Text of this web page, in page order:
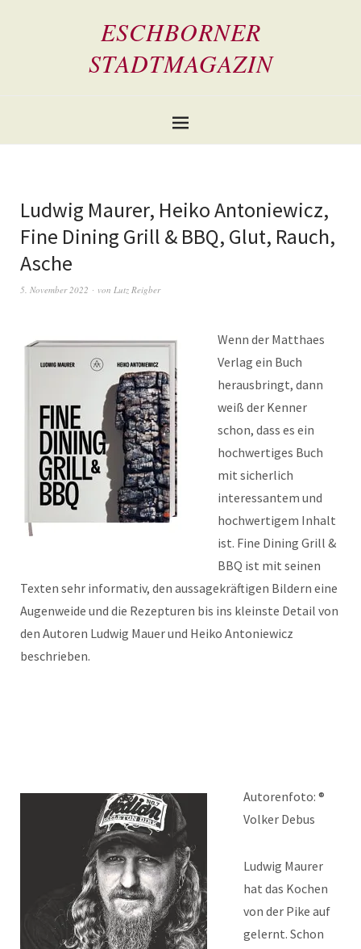
ESCHBORNER
STADTMAGAZIN
Ludwig Maurer, Heiko Antoniewicz,
Fine Dining Grill & BBQ, Glut, Rauch,
Asche
5. November 2022 von Lutz Reigber
Wenn der Matthaes
Verlag ein Buch
herausbringt, dann
weiß der Kenner
schon, dass es ein
hochwertiges Buch
mit sicherlich
interessantem und
hochwertigem Inhalt
ist. Fine Dining Grill &
BBQ ist mit seinen
Texten sehr informativ, den aussagekräftigen Bildern eine
Augenweide und die Rezepturen bis ins kleinste Detail von
den Autoren Ludwig Mauer und Heiko Antoniewicz
beschrieben.
Autorenfoto: ®
Volker Debus
Ludwig Maurer
hat das Kochen
von der Pike auf
gelernt. Schon